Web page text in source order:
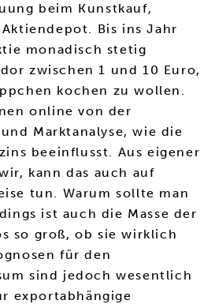
beim Kunstkauf,
Bis ins Jahr
monadisch stetig
zwischen 1 und 10 Euro,
kochen zu wollen.
online von der
Marktanalyse, wie die
beeinflusst. Aus eigener
kann das auch auf
tun. Warum sollte man
ist auch die Masse der
so groß, ob sie wirklich
für den
sind jedoch wesentlich
exportabhängige